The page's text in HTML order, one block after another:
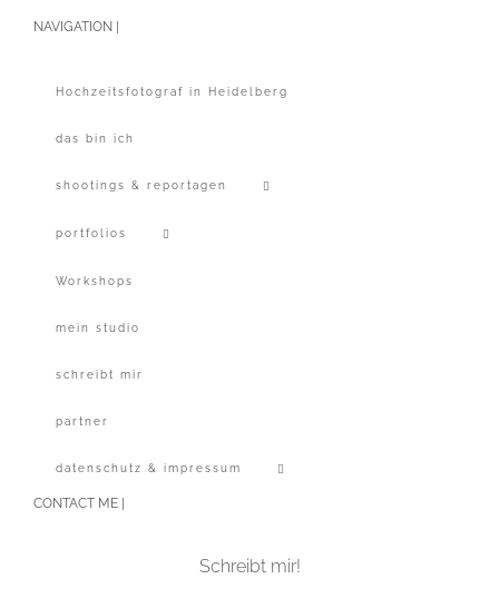
NAVIGATION |
Hochzeitsfotograf in Heidelberg
das bin ich
shootings & reportagen
portfolios
Workshops
mein studio
schreibt mir
partner
datenschutz & impressum
CONTACT ME |
Schreibt mir!